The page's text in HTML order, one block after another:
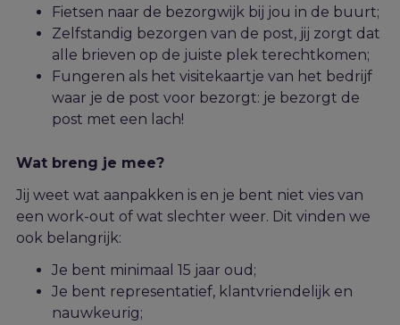
Fietsen naar de bezorgwijk bij jou in de buurt;
Zelfstandig bezorgen van de post, jij zorgt dat
alle brieven op de juiste plek terechtkomen;
Fungeren als het visitekaartje van het bedrijf
waar je de post voor bezorgt: je bezorgt de
post met een lach!
Wat breng je mee?
Jij weet wat aanpakken is en je bent niet vies van
een work-out of wat slechter weer. Dit vinden we
ook belangrijk:
Je bent minimaal 15 jaar oud;
Je bent representatief, klantvriendelijk en
nauwkeurig;